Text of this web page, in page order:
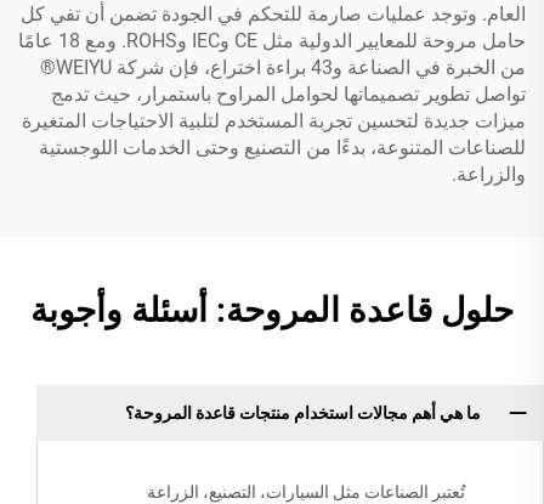
العام. وتوجد عمليات صارمة للتحكم في الجودة تضمن أن تفي كل
حامل مروحة للمعايير الدولية مثل CE وIEC وROHS. ومع 18 عامًا
من الخبرة في الصناعة و43 براءة اختراع، فإن شركة WEIYU®
تواصل تطوير تصميماتها لحوامل المراوح باستمرار، حيث تدمج
ميزات جديدة لتحسين تجربة المستخدم لتلبية الاحتياجات المتغيرة
للصناعات المتنوعة، بدءًا من التصنيع وحتى الخدمات اللوجستية
والزراعة.
حلول قاعدة المروحة: أسئلة وأجوبة
ما هي أهم مجالات استخدام منتجات قاعدة المروحة؟
تُعتبر الصناعات مثل السيارات، التصنيع، الزراعة